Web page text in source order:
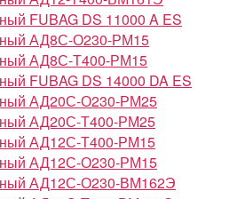
FUBAG DS 11000 A ES
АД8С-О230-РМ15
АД8С-Т400-РМ15
FUBAG DS 14000 DA ES
АД20С-О230-РМ25
АД20С-Т400-РМ25
АД12С-Т400-РМ15
АД12С-О230-РМ15
АД12С-О230-ВМ162Э